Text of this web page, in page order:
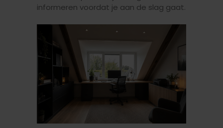
informeren voordat je aan de slag gaat.